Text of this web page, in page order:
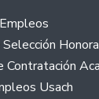
Contratación
Usach